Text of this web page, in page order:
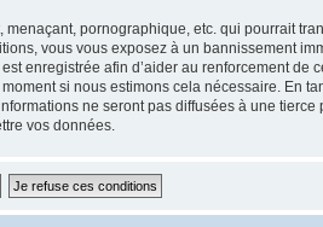
pornographique, etc. qui pourrait
vous vous exposez à un bannissement
enregistrée afin d’aider au renforcement
si nous estimons cela nécessaire. En
ne seront pas diffusées à une
vos données.